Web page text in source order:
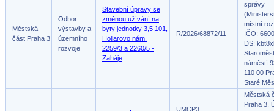
Městská
část Praha 3
Odbor
výstavby a
územního
rozvoje
Stavební úpravy se
změnou užívání na
byty jednotky 3,5,101,
Hollarovo nám.
2259/3 a 2260/5 -
Zaháje
R/2026/68872/11
správy
místní
IČO:
DS:
náměstí
110 00
Staré
UMCP3
Městská
Praha 3,